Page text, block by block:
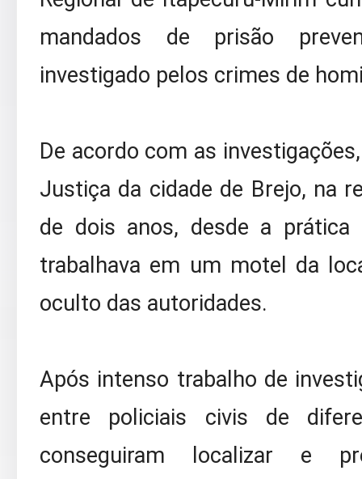
mandados de prisão
investigado pelos crimes de
De acordo com as
Justiça da cidade de Brejo, na
de dois anos, desde a
trabalhava em um motel da
oculto das autoridades.
Após intenso trabalho de
entre policiais civis de
conseguiram localizar e